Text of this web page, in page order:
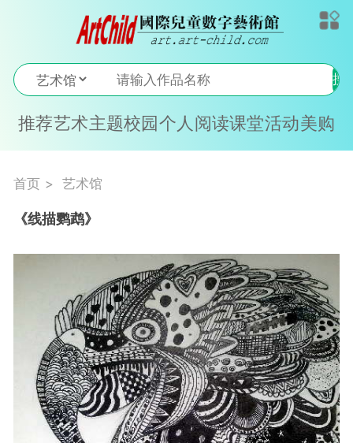
搜
推荐艺术主题校园 个人 阅读课堂活动美购
首页 艺术馆
《线描鹦鹉》